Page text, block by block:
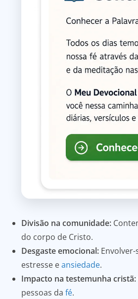
Divisão na comunidade:
do corpo de Cristo.
Desgaste emocional:
estresse eansiedade.
Impacto na testemunha cristã:
pessoas da fé.